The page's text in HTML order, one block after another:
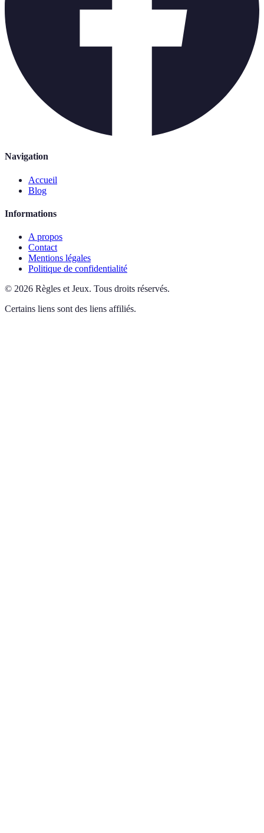
Navigation
Accueil
Blog
Informations
A propos
Contact
Mentions légales
Politique de confidentialité
© 2026 Règles et Jeux. Tous droits réservés.
Certains liens sont des liens affiliés.